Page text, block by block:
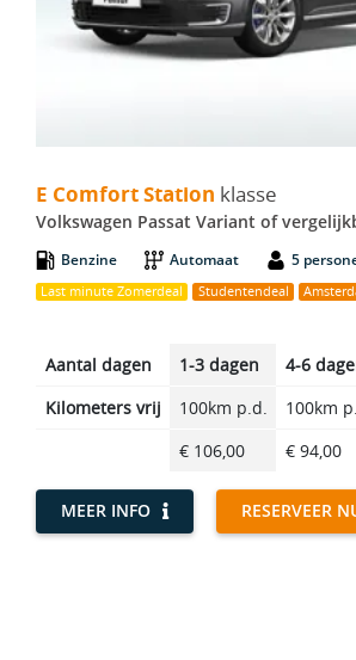
E Comfort Station klasse
Volkswagen Passat Variant of
Benzine Automaat 5
Last minute Zomerdeal Studentendeal
Aantal dagen 1-3 dagen 4-6
Kilometers vrij
100km p.d. 100km
€ 106,00
€ 94,00
MEER INFO RESERVEER